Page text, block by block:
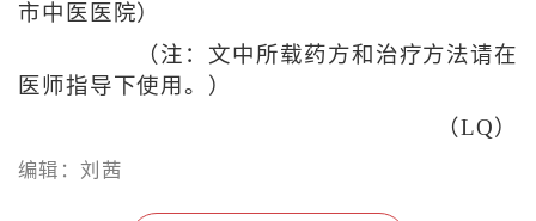
市中医医院）
（注：文中所载药方和治疗方法请在
医师指导下使用。）
（LQ）
编辑：刘茜